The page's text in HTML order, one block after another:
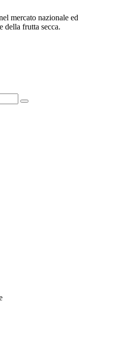
mercato nazionale ed
della frutta secca.